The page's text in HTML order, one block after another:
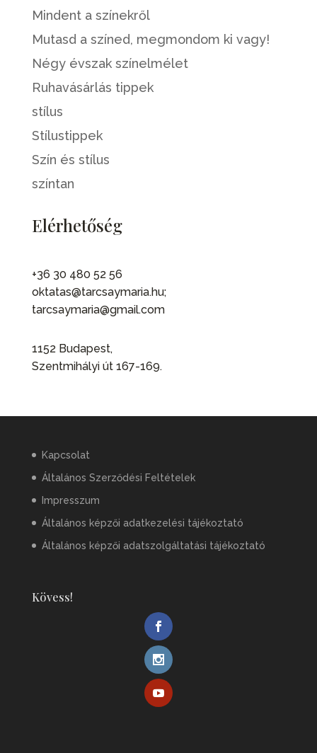
Mindent a színekről
Mutasd a színed, megmondom ki vagy!
Négy évszak színelmélet
Ruhavásárlás tippek
stílus
Stílustippek
Szín és stílus
színtan
Elérhetőség
+36 30 480 52 56
oktatas@tarcsaymaria.hu;
tarcsaymaria@gmail.com
1152 Budapest,
Szentmihályi út 167-169.
Kapcsolat
Általános Szerződési Feltételek
Impresszum
Általános képzői adatkezelési tájékoztató
Általános képzői adatszolgáltatási tájékoztató
Kövess!